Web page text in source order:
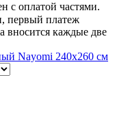
с оплатой частями.
первый платеж
вносится каждые две
Nayomi 240x260 см